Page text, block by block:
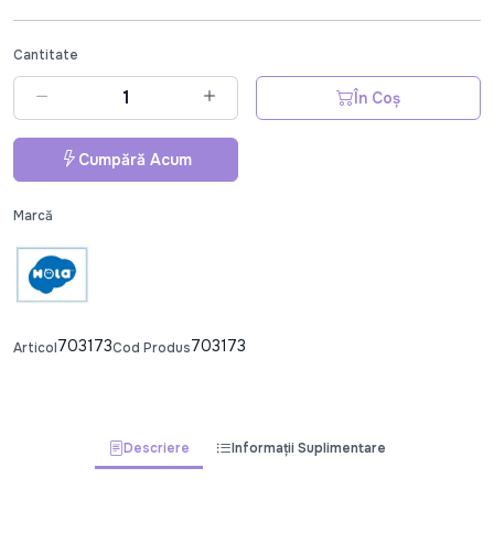
Cantitate
În Coș
Cumpără Acum
Marcă
Articol703173Cod Produs703173
Descriere Informații Suplimentare